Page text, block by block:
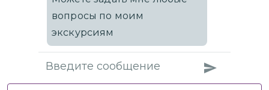
вопросы по моим
экскурсиям